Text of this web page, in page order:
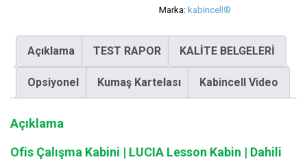
Marka: kabincell®
Açıklama TEST RAPOR KALİTE BELGELERİ
Opsiyonel Kumaş Kartelası Kabincell Video
Açıklama
Ofis Çalışma Kabini | LUCIA Lesson Kabin | Dahili